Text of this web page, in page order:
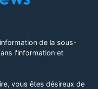
de la sous-
l'information et
vous êtes désireux de